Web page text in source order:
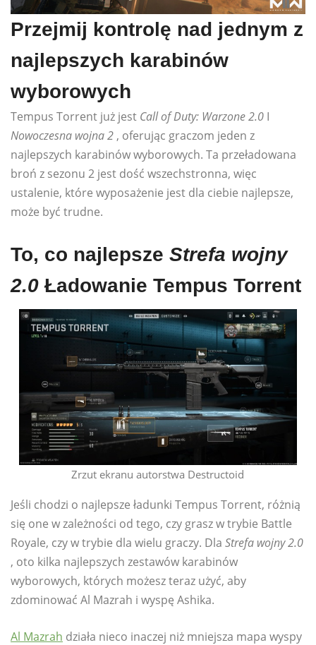
Przejmij kontrolę nad jednym z
najlepszych karabinów
wyborowych
Tempus Torrent już jest Call of Duty: Warzone 2.0 I
Nowoczesna wojna 2 , oferując graczom jeden z
najlepszych karabinów wyborowych. Ta przeładowana
broń z sezonu 2 jest dość wszechstronna, więc
ustalenie, które wyposażenie jest dla ciebie najlepsze,
może być trudne.
To, co najlepsze Strefa wojny
2.0 Ładowanie Tempus Torrent
Zrzut ekranu autorstwa Destructoid
Jeśli chodzi o najlepsze ładunki Tempus Torrent, różnią
się one w zależności od tego, czy grasz w trybie Battle
Royale, czy w trybie dla wielu graczy. Dla Strefa wojny 2.0
, oto kilka najlepszych zestawów karabinów
wyborowych, których możesz teraz użyć, aby
zdominować Al Mazrah i wyspę Ashika.
Al Mazrah działa nieco inaczej niż mniejsza mapa wyspy